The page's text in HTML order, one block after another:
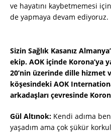
ve hayatını kaybetmemesi
de yapmaya devam ediyoruz.
Sizin Sağlık Kasanız
ekip. AOK içinde Korona’ya
20’nin üzerinde dille hizmet
köşesindeki AOK
arkadaşları çevresinde
Gül Altınok: Kendi adıma
yaşadım ama çok şükür